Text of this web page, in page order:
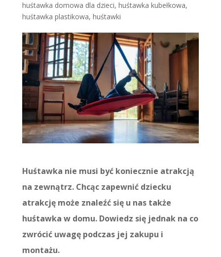
huśtawka domowa dla dzieci, huśtawka kubełkowa,
huśtawka plastikowa, huśtawki
Huśtawka nie musi być koniecznie atrakcją
na zewnątrz. Chcąc zapewnić dziecku
atrakcję może znaleźć się u nas także
huśtawka w domu. Dowiedz się jednak na co
zwrócić uwagę podczas jej zakupu i
montażu.